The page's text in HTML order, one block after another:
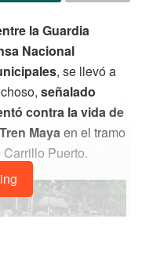
la Guardia
Nacional
, se llevó a
señalado
contra la vida de
Mayaen el tramo
Puerto.